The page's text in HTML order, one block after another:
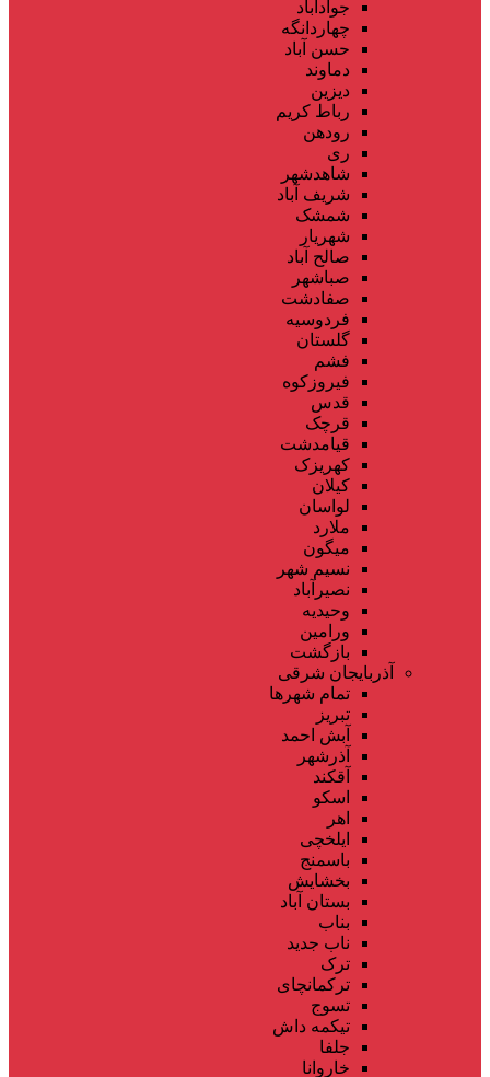
جوادآباد
چهاردانگه
حسن آباد
دماوند
دیزین
رباط کریم
رودهن
ری
شاهدشهر
شریف آباد
شمشک
شهریار
صالح آباد
صباشهر
صفادشت
فردوسیه
گلستان
فشم
فیروزکوه
قدس
قرچک
قیامدشت
کهریزک
کیلان
لواسان
ملارد
میگون
نسیم شهر
نصیرآباد
وحیدیه
ورامین
بازگشت
آذربایجان شرقی
تمام شهر‌ها
تبریز
آبش احمد
آذرشهر
آقکند
اسکو
اهر
ایلخچی
باسمنج
بخشایش
بستان آباد
بناب
ناب جدید
ترک
ترکمانچای
تسوج
تیکمه داش
جلفا
خاروانا